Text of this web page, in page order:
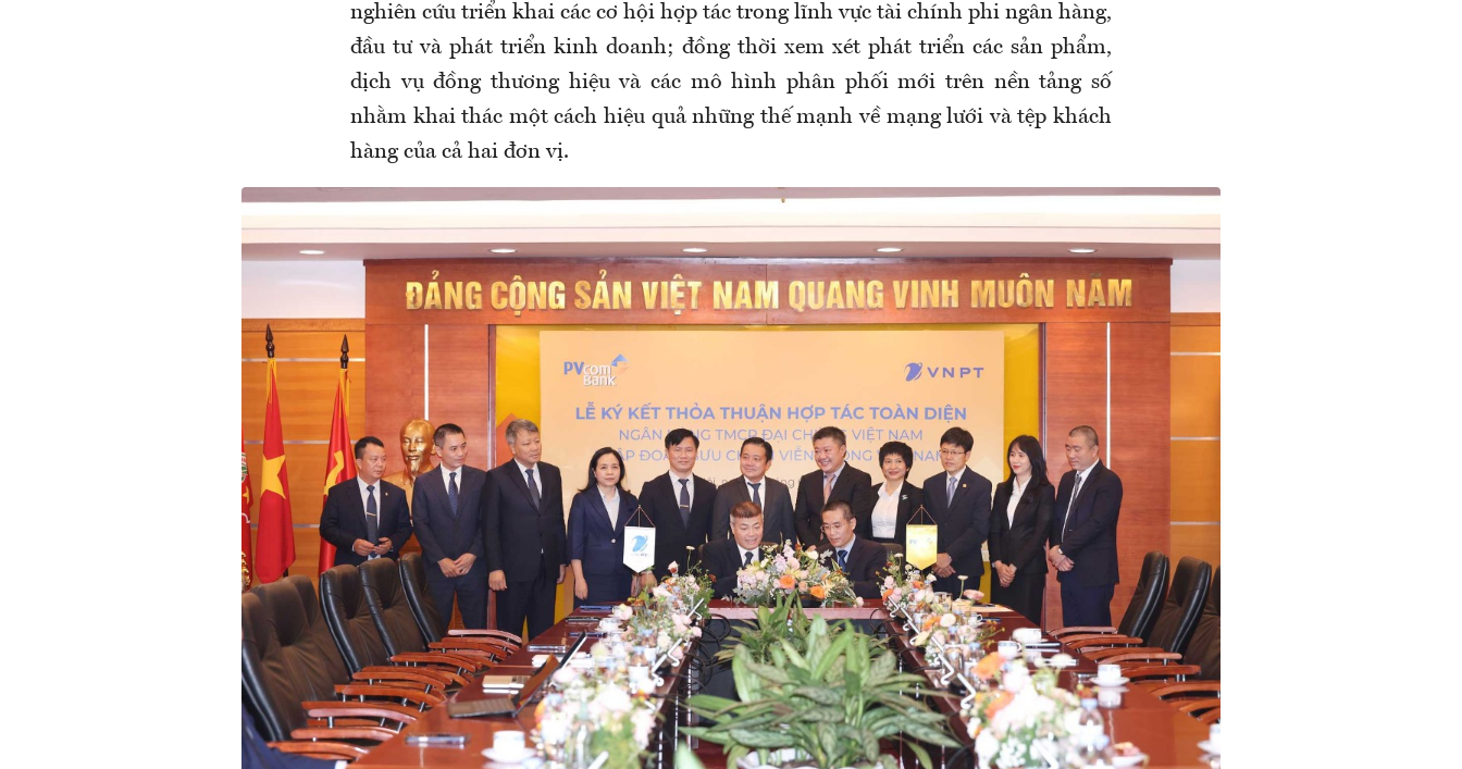
nghiên cứu triển khai các cơ hội hợp tác trong lĩnh vực tài chính phi ngân hàng,
đầu tư và phát triển kinh doanh; đồng thời xem xét phát triển các sản phẩm,
dịch vụ đồng thương hiệu và các mô hình phân phối mới trên nền tảng số
nhằm khai thác một cách hiệu quả những thế mạnh về mạng lưới và tệp khách
hàng của cả hai đơn vị.